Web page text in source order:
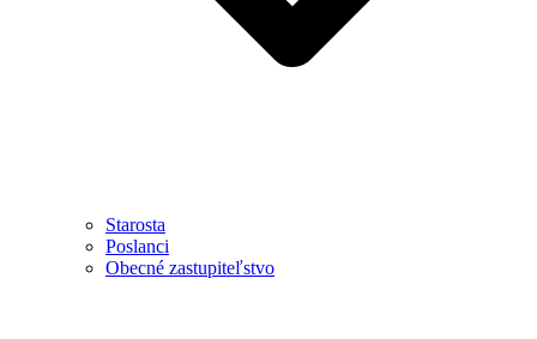
Starosta
Poslanci
Obecné zastupiteľstvo